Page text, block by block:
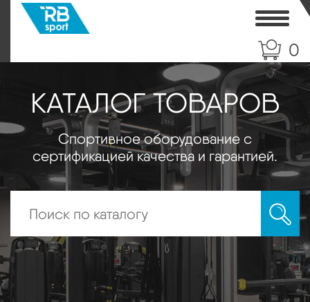
0
КАТАЛОГ ТОВАРОВ
Спортивное оборудование с
сертификацией качества и гарантией.